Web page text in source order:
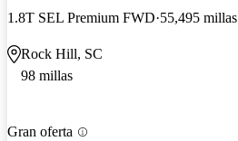
1.8T SEL Premium FWD 55,495 millas
Rock Hill, SC
98 millas
Gran oferta